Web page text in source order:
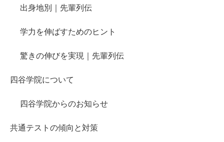
出身地別｜先輩列伝
学力を伸ばすためのヒント
驚きの伸びを実現｜先輩列伝
四谷学院について
四谷学院からのお知らせ
共通テストの傾向と対策